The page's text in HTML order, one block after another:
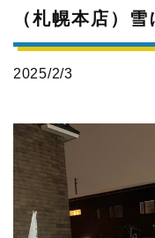
（札幌本店）
2025/2/3